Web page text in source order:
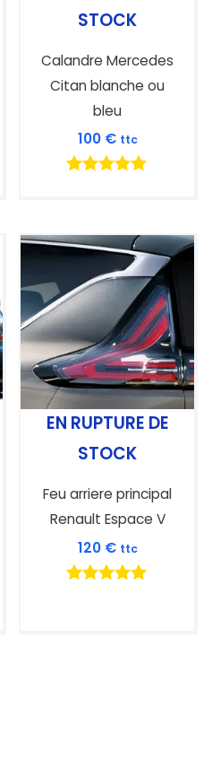
STOCK
Calandre Mercedes
Citan blanche ou
bleu
100 € ttc
EN RUPTURE DE
STOCK
Feu arriere principal
Renault Espace V
120 € ttc